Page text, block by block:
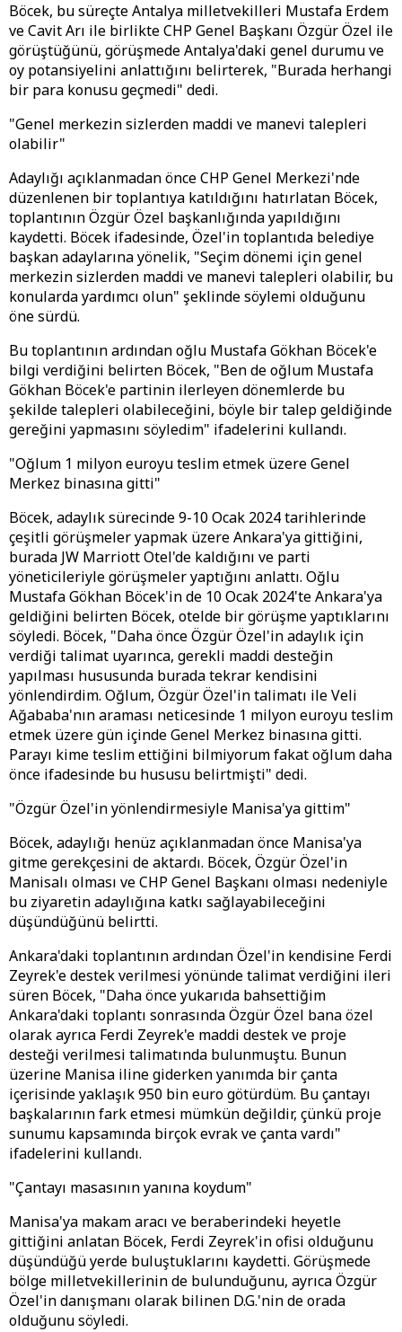
Böcek, bu süreçte Antalya milletvekilleri Mustafa Erdem
ve Cavit Arı ile birlikte CHP Genel Başkanı Özgür Özel ile
görüştüğünü, görüşmede Antalya'daki genel durumu ve
oy potansiyelini anlattığını belirterek, "Burada herhangi
bir para konusu geçmedi" dedi.
"Genel merkezin sizlerden maddi ve manevi talepleri
olabilir"
Adaylığı açıklanmadan önce CHP Genel Merkezi'nde
düzenlenen bir toplantıya katıldığını hatırlatan Böcek,
toplantının Özgür Özel başkanlığında yapıldığını
kaydetti. Böcek ifadesinde, Özel'in toplantıda belediye
başkan adaylarına yönelik, "Seçim dönemi için genel
merkezin sizlerden maddi ve manevi talepleri olabilir, bu
konularda yardımcı olun" şeklinde söylemi olduğunu
öne sürdü.
Bu toplantının ardından oğlu Mustafa Gökhan Böcek'e
bilgi verdiğini belirten Böcek, "Ben de oğlum Mustafa
Gökhan Böcek'e partinin ilerleyen dönemlerde bu
şekilde talepleri olabileceğini, böyle bir talep geldiğinde
gereğini yapmasını söyledim" ifadelerini kullandı.
"Oğlum 1 milyon euroyu teslim etmek üzere Genel
Merkez binasına gitti"
Böcek, adaylık sürecinde 9-10 Ocak 2024 tarihlerinde
çeşitli görüşmeler yapmak üzere Ankara'ya gittiğini,
burada JW Marriott Otel'de kaldığını ve parti
yöneticileriyle görüşmeler yaptığını anlattı. Oğlu
Mustafa Gökhan Böcek'in de 10 Ocak 2024'te Ankara'ya
geldiğini belirten Böcek, otelde bir görüşme yaptıklarını
söyledi. Böcek, "Daha önce Özgür Özel'in adaylık için
verdiği talimat uyarınca, gerekli maddi desteğin
yapılması hususunda burada tekrar kendisini
yönlendirdim. Oğlum, Özgür Özel'in talimatı ile Veli
Ağababa'nın araması neticesinde 1 milyon euroyu teslim
etmek üzere gün içinde Genel Merkez binasına gitti.
Parayı kime teslim ettiğini bilmiyorum fakat oğlum daha
önce ifadesinde bu hususu belirtmişti" dedi.
"Özgür Özel'in yönlendirmesiyle Manisa'ya gittim"
Böcek, adaylığı henüz açıklanmadan önce Manisa'ya
gitme gerekçesini de aktardı. Böcek, Özgür Özel'in
Manisalı olması ve CHP Genel Başkanı olması nedeniyle
bu ziyaretin adaylığına katkı sağlayabileceğini
düşündüğünü belirtti.
Ankara'daki toplantının ardından Özel'in kendisine Ferdi
Zeyrek'e destek verilmesi yönünde talimat verdiğini ileri
süren Böcek, "Daha önce yukarıda bahsettiğim
Ankara'daki toplantı sonrasında Özgür Özel bana özel
olarak ayrıca Ferdi Zeyrek'e maddi destek ve proje
desteği verilmesi talimatında bulunmuştu. Bunun
üzerine Manisa iline giderken yanımda bir çanta
içerisinde yaklaşık 950 bin euro götürdüm. Bu çantayı
başkalarının fark etmesi mümkün değildir, çünkü proje
sunumu kapsamında birçok evrak ve çanta vardı"
ifadelerini kullandı.
"Çantayı masasının yanına koydum"
Manisa'ya makam aracı ve beraberindeki heyetle
gittiğini anlatan Böcek, Ferdi Zeyrek'in ofisi olduğunu
düşündüğü yerde buluştuklarını kaydetti. Görüşmede
bölge milletvekillerinin de bulunduğunu, ayrıca Özgür
Özel'in danışmanı olarak bilinen D.G.'nin de orada
olduğunu söyledi.